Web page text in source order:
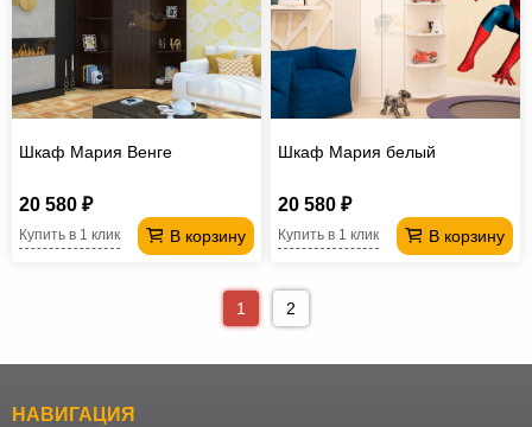
Шкаф Мария Венге
20 580 ₽
В корзину
Купить в 1 клик
Шкаф Мария белый
20 580 ₽
В корзину
Купить в 1 клик
1 2
НАВИГАЦИЯ